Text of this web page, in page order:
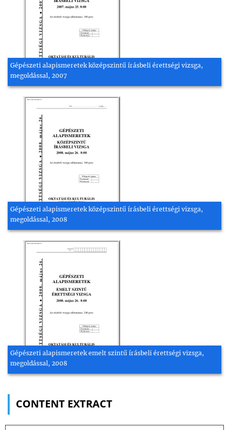
Gépészeti alapismeretek középszintű írásbeli érettségi vizsga,
megoldással, 2007
Gépészeti alapismeretek középszintű írásbeli érettségi vizsga,
megoldással, 2008
Gépészeti alapismeretek emelt szintű írásbeli érettségi vizsga,
megoldással, 2008
CONTENT EXTRACT